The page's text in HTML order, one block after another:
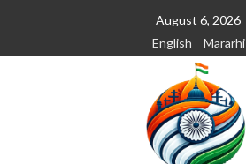
August 6, 2026
English
Mararhi